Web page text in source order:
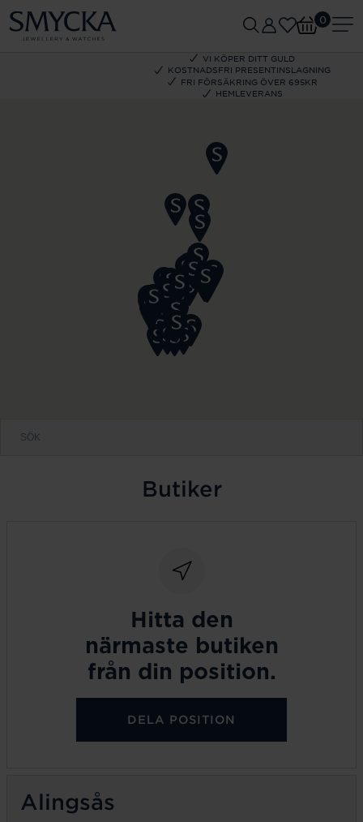
VI KÖPER DITT GULD
KOSTNADSFRI PRESENTINSLAGNING
FRI FÖRSÄKRING ÖVER 695KR
HEMLEVERANS
0
Butiker
Hitta den
närmaste butiken
från din position.
DELA POSITION
Alingsås